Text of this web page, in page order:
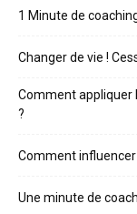
1 Minute de
Changer de vie !
Comment appliquer
?
Comment
Une minute de